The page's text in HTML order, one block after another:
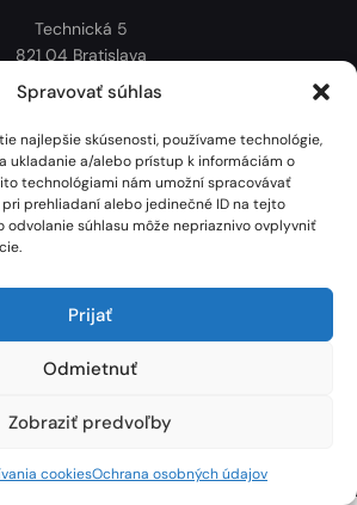
Spravovať súhlas
najlepšie skúsenosti, používame technológie,
ukladanie a/alebo prístup k informáciám o
technológiami nám umožní spracovávať
prehliadaní alebo jedinečné ID na tejto
odvolanie súhlasu môže nepriaznivo ovplyvniť
Prijať
Odmietnuť
Zobraziť predvoľby
cookiesOchrana osobných údajov
Technická 5
821 04 Bratislava
Slovenská republika
používania cookies
práva vyhradené. | Vytvoril: Marek Heinfarth.